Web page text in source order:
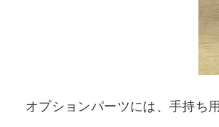
オプションパーツには、手持ち